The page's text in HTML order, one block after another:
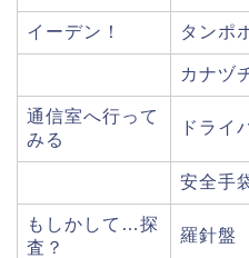
イーデン！ タンポ
カナヅ
通信室へ行って
みる
ドライ
安全手
もしかして…探
査？
羅針盤